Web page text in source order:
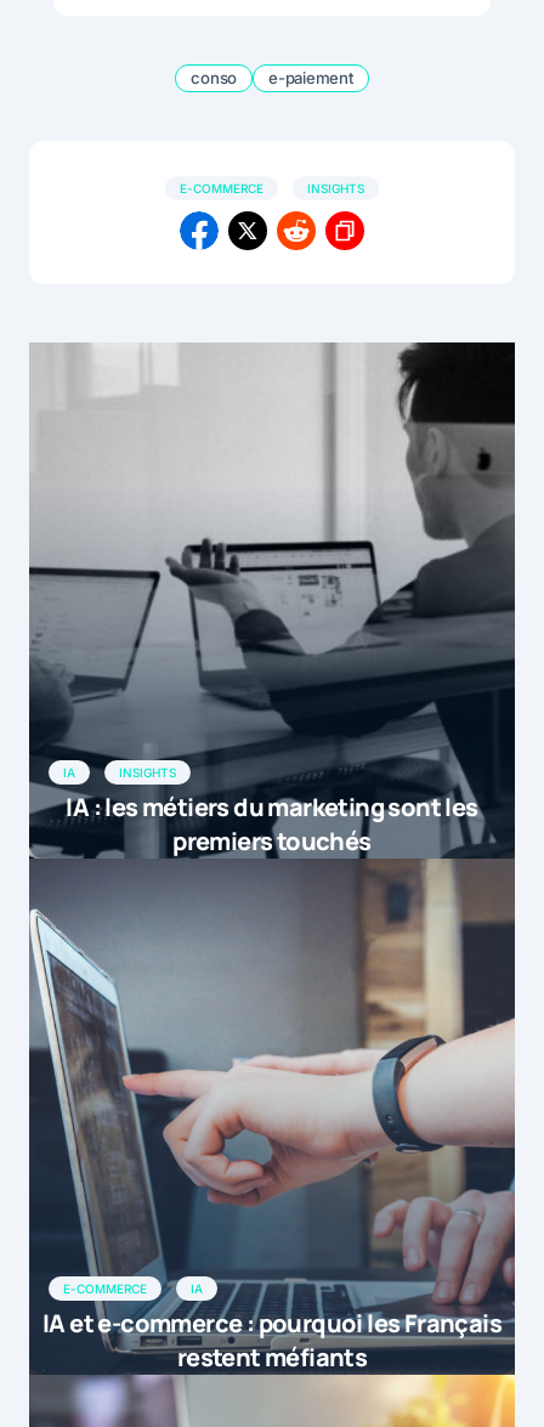
conso e-paiement
E-COMMERCE INSIGHTS
IA INSIGHTS
IA : les métiers du marketing sont les
premiers touchés
E-COMMERCE IA
IA et e-commerce : pourquoi les Français
restent méfiants